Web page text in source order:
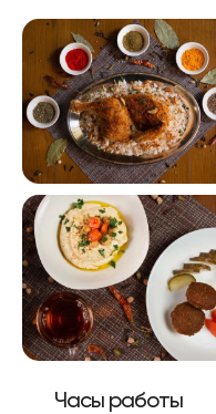
Часы работы